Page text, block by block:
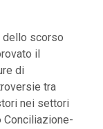
dello scorso
il
di
tra
nei settori
Conciliazione-